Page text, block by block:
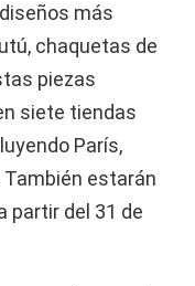
más
chaquetas de
piezas
siete tiendas
París,
También estarán
partir del 31 de